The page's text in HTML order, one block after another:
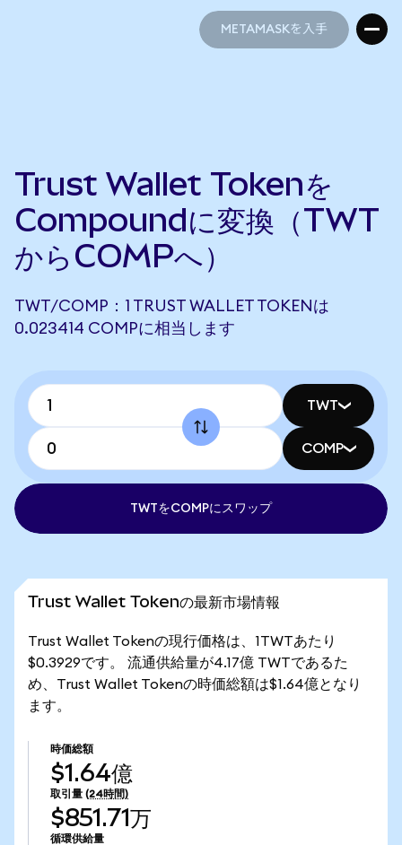
METAMASKを入手
Trust Wallet Tokenを
Compoundに変換（TWT
からCOMPへ）
TWT/COMP：1 TRUST WALLET TOKENは
0.023414 COMPに相当します
TWT
COMP
TWTをCOMPにスワップ
Trust Wallet Tokenの最新市場情報
Trust Wallet Tokenの現行価格は、1TWTあたり
$0.3929です。 流通供給量が4.17億 TWTであるた
め、Trust Wallet Tokenの時価総額は$1.64億となり
ます。
時価総額
$1.64億
取引量 (24時間)
$851.71万
循環供給量